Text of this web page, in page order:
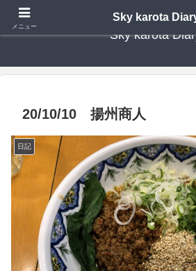
Sky karota
20/10/10 揚州商人
日記
メニュー
Sky karota